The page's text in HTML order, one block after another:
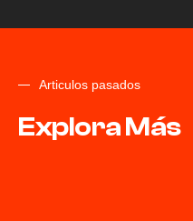
Articulos pasados
Explora Más